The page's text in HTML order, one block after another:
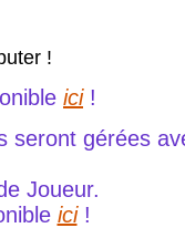
!
ici!
seront gérées
Joueur.
ici!